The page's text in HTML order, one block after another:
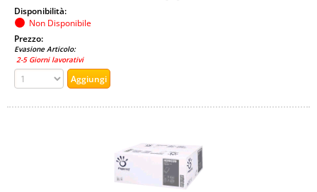
Disponibilità:
Non Disponibile
Prezzo:
Evasione Articolo:
2-5 Giorni lavorativi